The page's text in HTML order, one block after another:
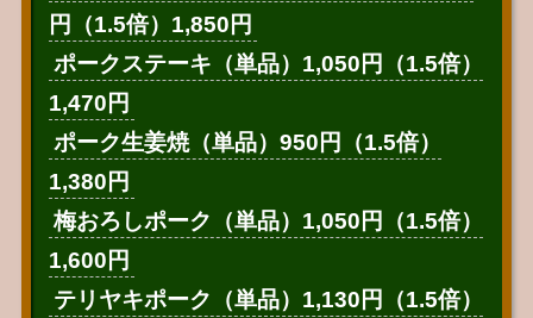
円（1.5倍）1,850円
ポークステーキ（単品）1,050円（1.5倍）
1,470円
ポーク生姜焼（単品）950円（1.5倍）
1,380円
梅おろしポーク（単品）1,050円（1.5倍）
1,600円
テリヤキポーク（単品）1,130円（1.5倍）